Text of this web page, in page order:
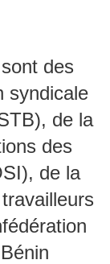
des
syndicale
de la
des
de la